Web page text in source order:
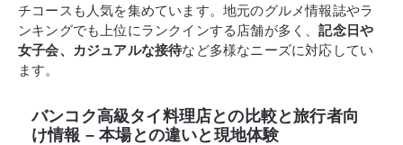
チコースも人気を集めています。地元のグルメ情報誌やラ
ンキングでも上位にランクインする店舗が多く、記念日や
女子会、カジュアルな接待など多様なニーズに対応してい
ます。
バンコク高級タイ料理店との比較と旅行者向
け情報 – 本場との違いと現地体験